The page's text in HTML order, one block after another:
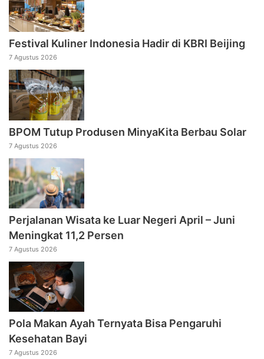
Festival Kuliner Indonesia Hadir di KBRI Beijing
7 Agustus 2026
BPOM Tutup Produsen MinyaKita Berbau Solar
7 Agustus 2026
Perjalanan Wisata ke Luar Negeri April – Juni
Meningkat 11,2 Persen
7 Agustus 2026
Pola Makan Ayah Ternyata Bisa Pengaruhi
Kesehatan Bayi
7 Agustus 2026